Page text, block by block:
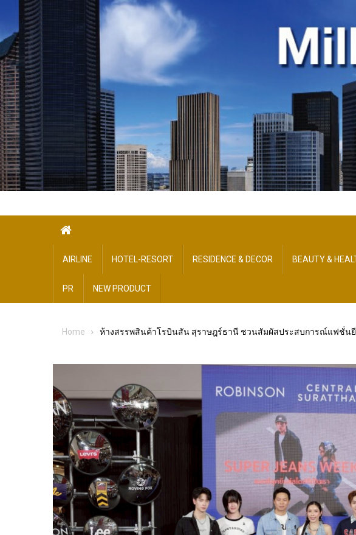
content
AIRLINE HOTEL-​RESORT RESIDENCE & DECOR BEAUTY​ &
PR NEW​ PRODUCT​
Home ห้างสรรพสินค้าโรบินสัน สุราษฎร์ธานี ชวนสัมผัสประสบการณ์แฟชั่นยีนส์